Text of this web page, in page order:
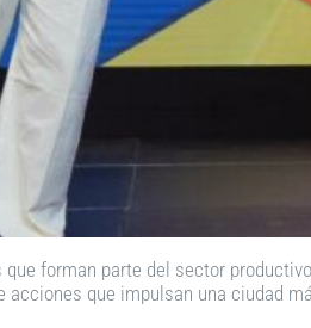
forman parte del sector
que impulsan una ciudad